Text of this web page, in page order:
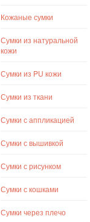
Кожаные сумки
Сумки из натуральной
кожи
Сумки из PU кожи
Сумки из ткани
Сумки с аппликацией
Сумки с вышивкой
Сумки с рисунком
Сумки с кошками
Сумки через плечо